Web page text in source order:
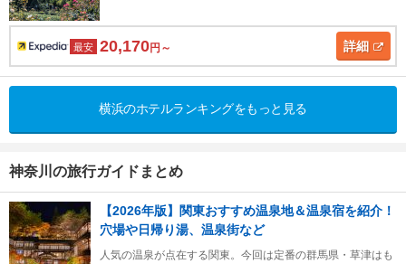
最安 20,170円～ 詳細
横浜のホテルランキングをもっと見る
神奈川の旅行ガイドまとめ
【2026年版】関東おすすめ温泉地＆温泉宿を紹介！
穴場や日帰り湯、温泉街など
人気の温泉が点在する関東。今回は定番の群馬県・草津はも